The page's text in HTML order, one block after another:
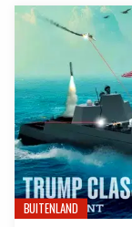
BUITENLAND